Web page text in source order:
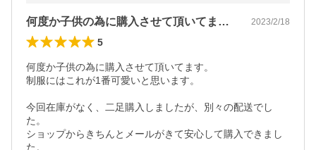
何度か子供の為に購入させて頂いてます。… 2023/2/18
5
何度か子供の為に購入させて頂いてます。
制服にはこれが1番可愛いと思います。
今回在庫がなく、二足購入しましたが、別々の配送でし
た。
ショップからきちんとメールがきて安心して購入できまし
た。